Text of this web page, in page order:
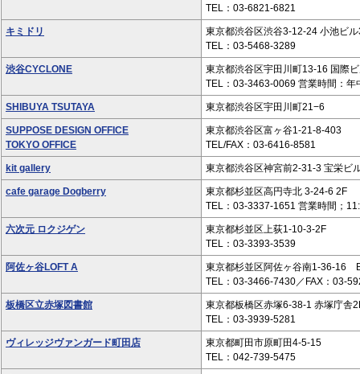
TEL：03-6821-6821
キミドリ
東京都渋谷区渋谷3-12-24 小池ビ
TEL：03-5468-3289
渋谷CYCLONE
東京都渋谷区宇田川町13-16 国際
TEL：03-3463-0069 営業時間：年
SHIBUYA TSUTAYA 東京都渋谷区宇田川町21−6
SUPPOSE DESIGN OFFICE
TOKYO OFFICE
東京都渋谷区富ヶ谷1-21-8-403
TEL/FAX：03-6416-8581
kit gallery 東京都渋谷区神宮前2-31-3 宝栄ビ
cafe garage Dogberry
東京都杉並区高円寺北 3-24-6 2F
TEL：03-3337-1651 営業時間；
六次元 ロクジゲン
東京都杉並区上荻1-10-3-2F
TEL：03-3393-3539
阿佐ヶ谷LOFT A
東京都杉並区阿佐ヶ谷南1-36-16
TEL：03-3466-7430／FAX：03-
板橋区立赤塚図書館
東京都板橋区赤塚6-38-1 赤塚庁舎
TEL：03-3939-5281
ヴィレッジヴァンガード町田店
東京都町田市原町田4-5-15
TEL：042-739-5475